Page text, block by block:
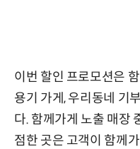
이번 할인 프로모션은
용기 가게, 우리동네 기
다. 함께가게 노출 매장
점한 곳은 고객이 함께